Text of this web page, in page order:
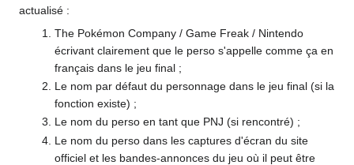
actualisé :
The Pokémon Company / Game Freak / Nintendo
écrivant clairement que le perso s'appelle comme ça en
français dans le jeu final ;
Le nom par défaut du personnage dans le jeu final (si la
fonction existe) ;
Le nom du perso en tant que PNJ (si rencontré) ;
Le nom du perso dans les captures d'écran du site
officiel et les bandes-annonces du jeu où il peut être